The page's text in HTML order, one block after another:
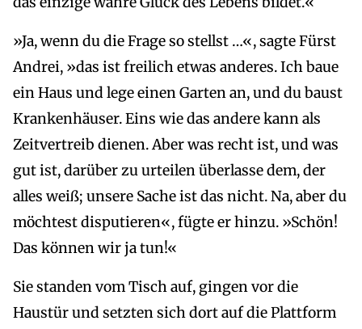
»Ja, wenn du die Frage so stellst …«, sagte Fürst
Andrei, »das ist freilich etwas anderes. Ich baue
ein Haus und lege einen Garten an, und du baust
Krankenhäuser. Eins wie das andere kann als
Zeitvertreib dienen. Aber was recht ist, und was
gut ist, darüber zu urteilen überlasse dem, der
alles weiß; unsere Sache ist das nicht. Na, aber du
möchtest disputieren«, fügte er hinzu. »Schön!
Das können wir ja tun!«
Sie standen vom Tisch auf, gingen vor die
Haustür und setzten sich dort auf die Plattform